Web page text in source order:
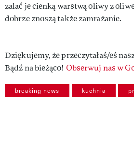
zalać je cienką warstwą oliwy z
dobrze znoszą także zamrażanie.
Dziękujemy, że przeczytałaś/eś
Bądź na bieżąco! Obserwuj nas w
breaking news kuchnia